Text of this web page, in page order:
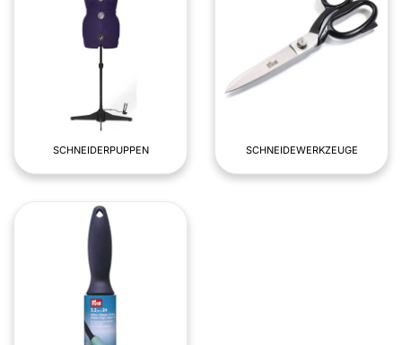
SCHNEIDERPUPPEN SCHNEIDEWERKZEUGE